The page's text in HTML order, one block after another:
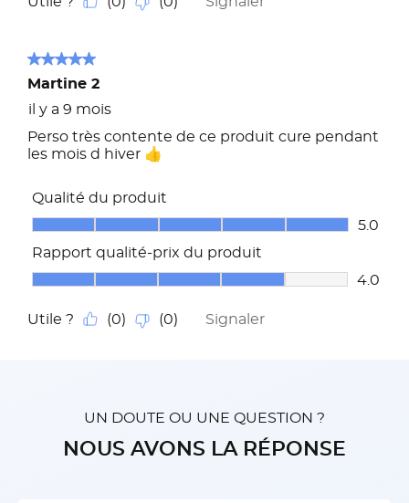
UN DOUTE OU UNE QUESTION ?
NOUS AVONS LA RÉPONSE